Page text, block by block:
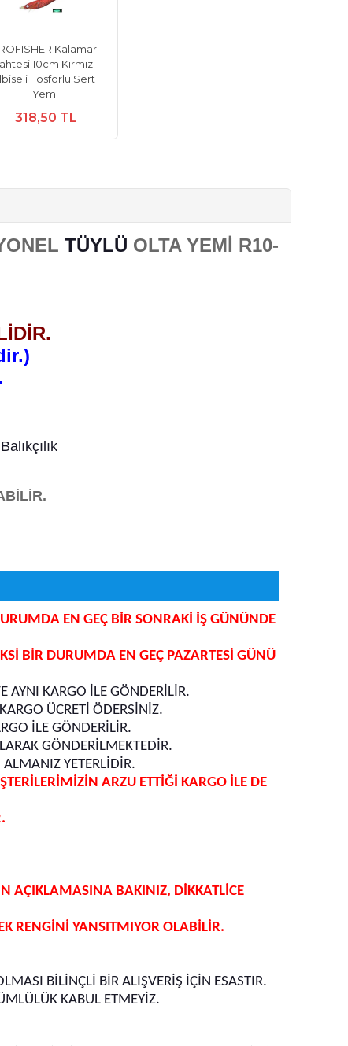
Kalamar
10cm Kırmızı
Fosforlu Sert
Yem
318,50 TL
TÜYLÜ OLTA YEMİ R10-
EN GEÇ BİR SONRAKİ İŞ GÜNÜNDE
BİR DURUMDA EN GEÇ PAZARTESİ GÜNÜ
AYNI KARGO İLE GÖNDERİLİR.
ÜCRETİ ÖDERSİNİZ.
İLE GÖNDERİLİR.
GÖNDERİLMEKTEDİR.
YETERLİDİR.
ARZU ETTİĞİ KARGO İLE DE
AÇIKLAMASINA BAKINIZ, DİKKATLİCE
RENGİNİ YANSITMIYOR OLABİLİR.
BİLİNÇLİ BİR ALIŞVERİŞ İÇİN ESASTIR.
KABUL ETMEYİZ.